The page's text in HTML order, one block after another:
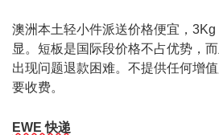
澳洲本土轻小件派送价格便宜，
显。短板是国际段价格不占优势，
出现问题退款困难。不提供任何增
要收费。
EWE 快递